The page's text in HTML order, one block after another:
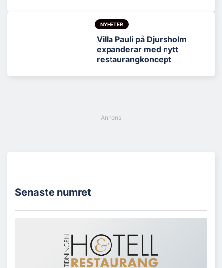
NYHETER
Villa Pauli på Djursholm
expanderar med nytt
restaurangkoncept
Senaste numret